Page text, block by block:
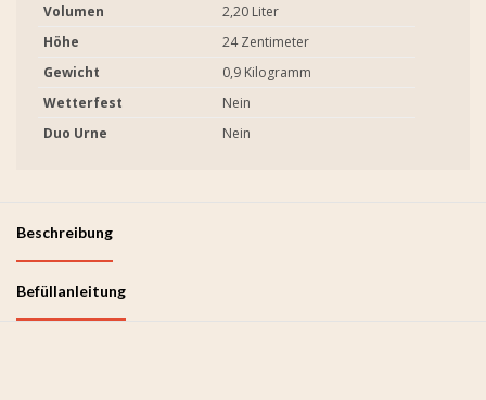
Volumen
2,20 Liter
Höhe
24 Zentimeter
Gewicht
0,9 Kilogramm
Wetterfest
Nein
Duo Urne
Nein
Beschreibung
Befüllanleitung